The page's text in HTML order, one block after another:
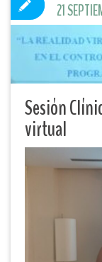
Sesión
virtual
21